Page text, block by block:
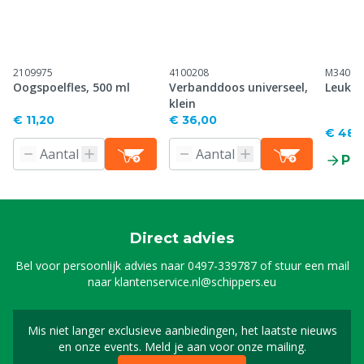
2109975
Oogspoelfles, 500 ml
€ 11,20
4100208
Verbanddoos universeel,
klein
€ 36,00
€
Direct advies
Bel voor persoonlijk advies naar0497-339787of stuur een mail
naarklantenservice.nl@schippers.eu
Mis niet langer exclusieve aanbiedingen, het laatste nieuws
en onze events. Meld je aan voor onze mailing.
Schrijf je in voor onze